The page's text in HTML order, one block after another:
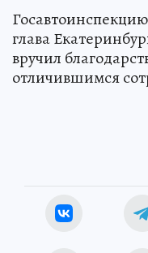
глава
вручил
отличившимся